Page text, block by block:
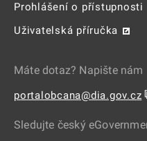
Prohlášení o přístupnosti
Uživatelská příručka
Máte dotaz? Napište nám
portalobcana@dia.gov.cz
Sledujte český